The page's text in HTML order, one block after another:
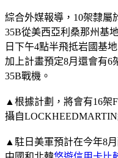
綜合外媒報導，10架隸屬
35B從美西亞利桑那州基
日下午4點半飛抵岩國基
加上計畫預定8月還會有6
35B戰機。
▲根據計劃，將會有16架
攝自LOCKHEEDMARTIN
▲駐日美軍預計在今年8